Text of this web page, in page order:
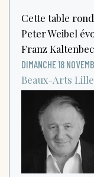
Cette table
Peter Weibel
Franz
DIMANCHE 18
Beaux-Arts Lille